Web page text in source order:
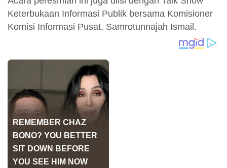
Keterbukaan Informasi Publik bersama Komisioner
Komisi Informasi Pusat, Samrotunnajah Ismail.